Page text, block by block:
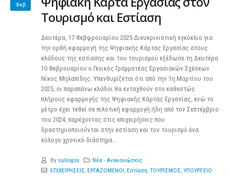
Φεβ
Τουρισμό και Εστίαση
Δευτέρα, 17 Φεβφρουαρίου 2025 Διευκρινιστική εγκύκλιο για
την ορθή εφαρμογή της Ψηφιακής Κάρτας Εργασίας στους
κλάδους της εστίασης και του τουρισμού εξέδωσε τη Δευτέρα
10 Φεβρουαρίου ο Γενικός Γραμματέας Εργασιακών Σχέσεων
Νίκος Μηλαπίδης. Υπενθυμίζεται ότι από την 1η Μαρτίου του
2025, οι παραπάνω κλάδοι θα ενταχθούν στο καθεστώς
πλήρους εφαρμογής της Ψηφιακής Κάρτας Εργασίας, ενώ το
μέτρο έχει τεθεί σε πιλοτική εφαρμογή ήδη από τον Σεπτέμβριο
του 2024, παρέχοντας στις επιχειρήσεις που
δραστηριοποιούνται στην εστίαση και τον τουρισμό ένα
εύλογο χρονικό διάστημα...
By sullogos
Νέα - Ανακοινώσεις
ΕΠΙΧΕΙΡΗΣΕΙΣ, ΕΡΓΑΖΟΜΕΝΟΙ, Εστίαση, ΤΟΥΡΙΣΜΟΣ, ΥΠΟΥΡΓΕΙΟ